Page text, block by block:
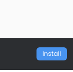
Install